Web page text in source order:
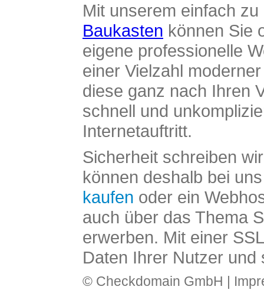
Mit unserem einfach
Baukasten können Sie
eigene professionelle
einer Vielzahl
diese ganz nach Ihren
schnell und
Internetauftritt.
Sicherheit schreiben
können deshalb bei
kaufen oder ein
auch über das Thema
erwerben. Mit einer
Daten Ihrer Nutzer und
© Checkdomain GmbH |